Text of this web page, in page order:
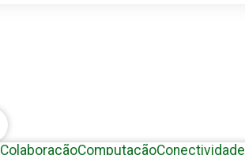
ColaboraçãoComputaçãoConectividade